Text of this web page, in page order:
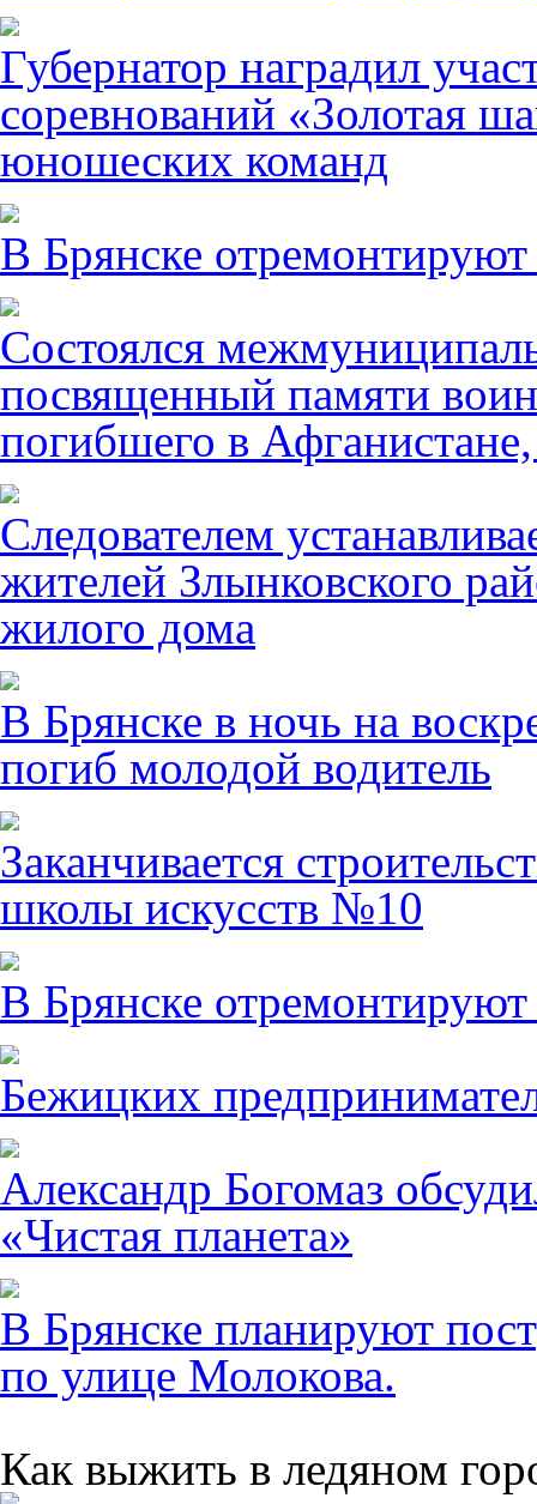
Губернатор наградил
соревнований «Золотая
юношеских команд
В Брянске
Состоялся
посвященный памяти
погибшего в
Следователем
жителей Злынковского
жилого дома
В Брянске в ночь на
погиб молодой водитель
Заканчивается
школы искусств №10
В Брянске
Бежицких
Александр Богомаз
«Чистая планета»
В Брянске планируют
по улице Молокова.
Как выжить в ледяном